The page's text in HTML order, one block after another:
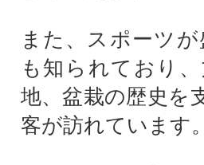
また、スポーツ
も知られており
地、盆栽の歴史を
客が訪れています。